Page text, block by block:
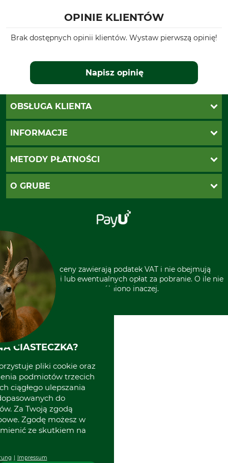
OPINIE KLIENTÓW
Brak dostępnych opinii klientów. Wystaw pierwszą opinię!
Napisz opinię
OBSŁUGA KLIENTA
Katalogi Grube
Ustawienia plików cookie
INFORMACJE
Koszty dostawy
Odstąpienie od zamówienia
METODY PŁATNOŚCI
PayU
O GRUBE
Grube w Europie
* Wszystkie ceny zawierają podatek VAT i nie obejmują
kosztów wysyłki lub ewentualnych opłat za pobranie. O ile nie
wyszczególniono inaczej.
CIASTECZKA?
pliki cookie oraz
podmiotów trzecich
ciągłego ulepszania
do
Za Twoją zgodą
Zgodę możesz w
ze skutkiem na
Impressum